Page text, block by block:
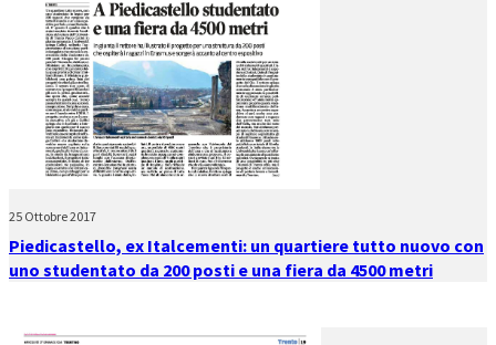
25 Ottobre 2017
Piedicastello, ex Italcementi: un quartiere tutto nuovo con
uno studentato da 200 posti e una fiera da 4500 metri